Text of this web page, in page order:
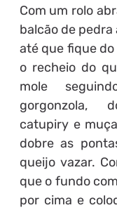
Com um rolo
balcão de pedra
até que fique
o recheio do
mole
gorgonzola,
catupiry e
dobre as
queijo vazar.
que o fundo
por cima e